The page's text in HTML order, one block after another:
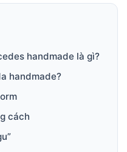
handmade là gì?
handmade?
cách